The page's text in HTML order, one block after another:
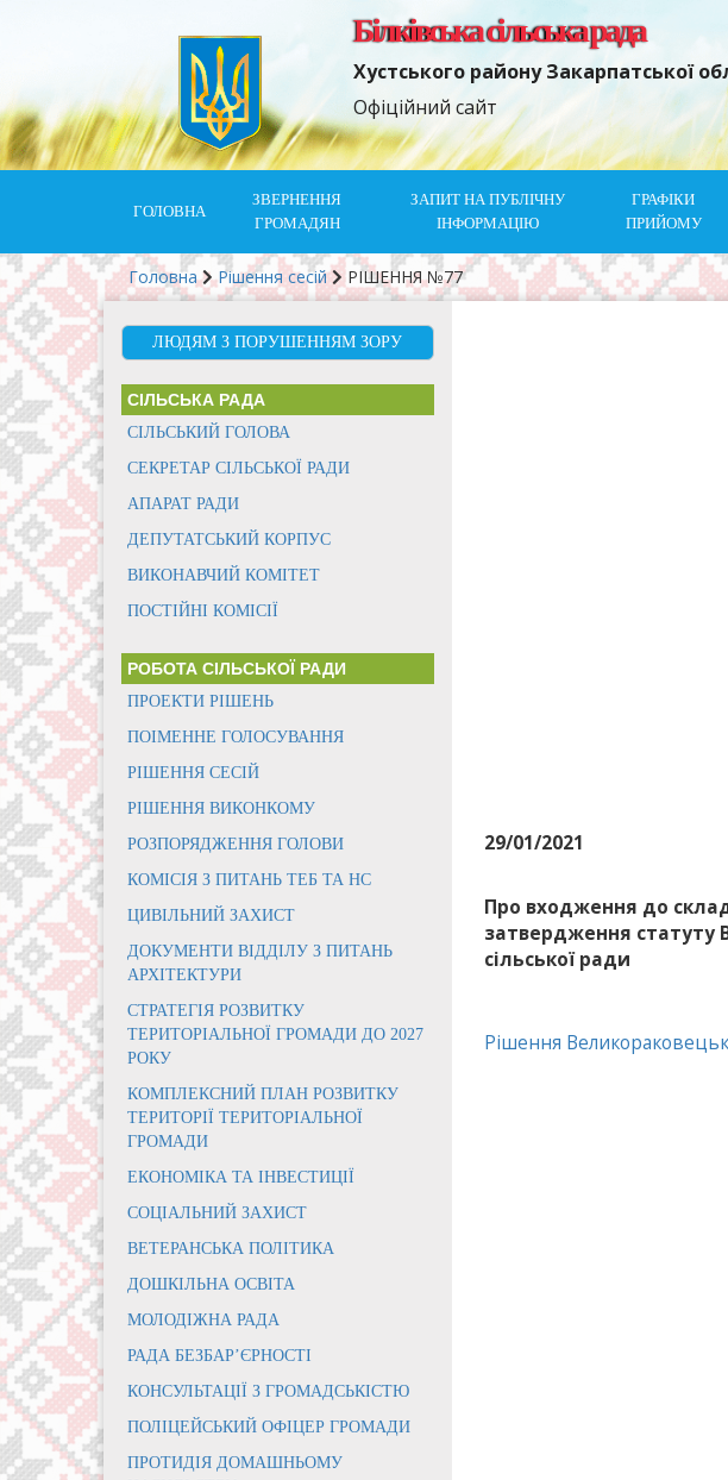
Білківська сільська рада
Хустського району Закарпатської
Офіційний сайт
ГОЛОВНА
ЗВЕРНЕННЯ
ГРОМАДЯН
ЗАПИТ НА ПУБЛІЧНУ
ІНФОРМАЦІЮ
ГРАФІКИ
ПРИЙОМУ
Головна Рішення сесій РІШЕННЯ №77
ЛЮДЯМ З ПОРУШЕННЯМ ЗОРУ
СІЛЬСЬКА РАДА
СІЛЬСЬКИЙ ГОЛОВА
СЕКРЕТАР СІЛЬСЬКОЇ РАДИ
АПАРАТ РАДИ
ДЕПУТАТСЬКИЙ КОРПУС
ВИКОНАВЧИЙ КОМІТЕТ
ПОСТІЙНІ КОМІСІЇ
РОБОТА СІЛЬСЬКОЇ РАДИ
ПРОЕКТИ РІШЕНЬ
ПОІМЕННЕ ГОЛОСУВАННЯ
РІШЕННЯ СЕСІЙ
РІШЕННЯ ВИКОНКОМУ
РОЗПОРЯДЖЕННЯ ГОЛОВИ
КОМІСІЯ З ПИТАНЬ ТЕБ ТА НС
ЦИВІЛЬНИЙ ЗАХИСТ
ДОКУМЕНТИ ВІДДІЛУ З ПИТАНЬ
АРХІТЕКТУРИ
СТРАТЕГІЯ РОЗВИТКУ
ТЕРИТОРІАЛЬНОЇ ГРОМАДИ ДО 2027
РОКУ
КОМПЛЕКСНИЙ ПЛАН РОЗВИТКУ
ТЕРИТОРІЇ ТЕРИТОРІАЛЬНОЇ
ГРОМАДИ
ЕКОНОМІКА ТА ІНВЕСТИЦІЇ
СОЦІАЛЬНИЙ ЗАХИСТ
ВЕТЕРАНСЬКА ПОЛІТИКА
ДОШКІЛЬНА ОСВІТА
МОЛОДІЖНА РАДА
РАДА БЕЗБАР’ЄРНОСТІ
КОНСУЛЬТАЦІЇ З ГРОМАДСЬКІСТЮ
ПОЛІЦЕЙСЬКИЙ ОФІЦЕР ГРОМАДИ
ПРОТИДІЯ ДОМАШНЬОМУ
29/01/2021
Про входження до
затвердження статуту
сільської ради
Рішення